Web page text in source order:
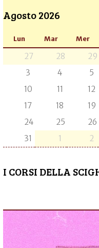
Agosto 2026
Lun Mar Mer
27 28 29
3
4 5
10
11 12
17
18 19
24
25 26
31
1 2
I CORSI DELLA